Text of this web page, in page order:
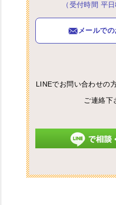
（受付時間 平
メールで
LINEでお問い合わせの
ご連絡下